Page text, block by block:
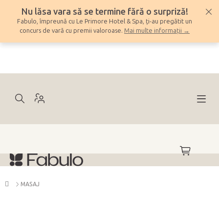
conținut
Nu lăsa vara să se termine fără o surpriză!
Fabulo, împreună cu Le Primore Hotel & Spa, ți-au pregătit un
concurs de vară cu premii valoroase. Mai multe informații →
COŞ
DE
Acasă
MASAJ